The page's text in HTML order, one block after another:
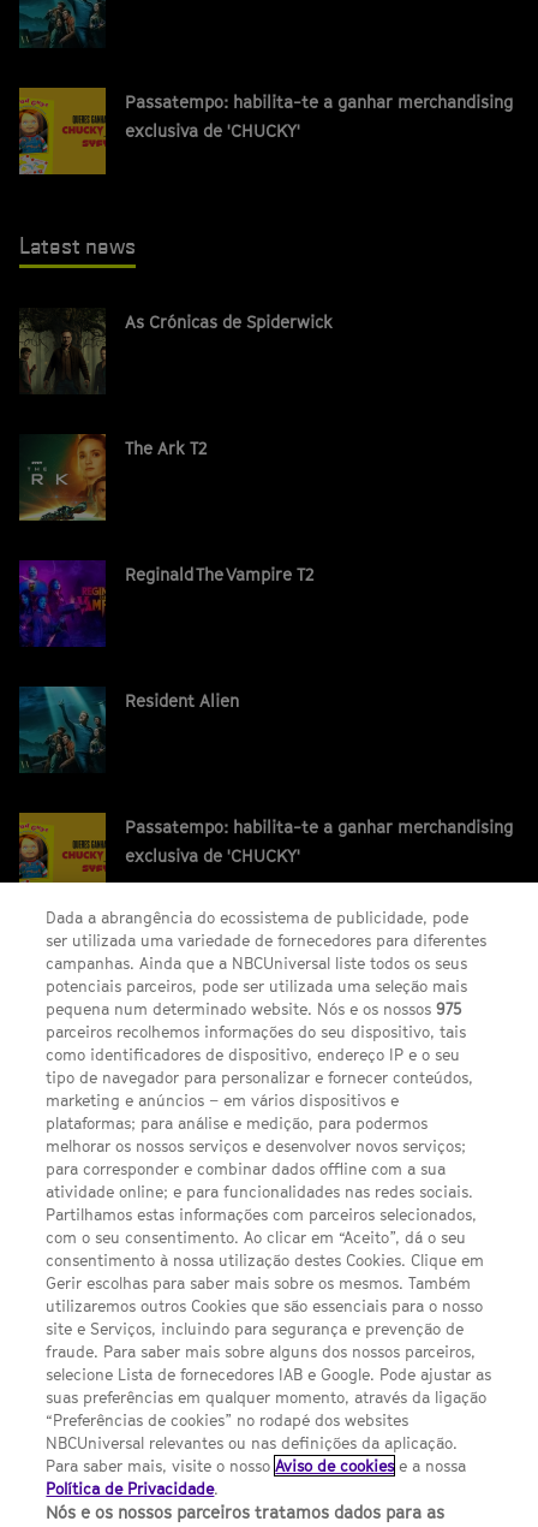
Passatempo: habilita-te a ganhar merchandising
exclusiva de 'CHUCKY'
Latest news
As Crónicas de Spiderwick
The Ark T2
Reginald The Vampire T2
Resident Alien
Passatempo: habilita-te a ganhar merchandising
exclusiva de 'CHUCKY'
SEGUE-NOS
FACEBOOK
TWITTER
YOUTUBEINSTAGRAM
LINKS ÚTEIS
Escolhas de Anúncios
Política de privacidade
Termos E Condições
FILMES
UMA DIVISÃO DA NBCUNIVERSAL
Contact us by email: contact.SYFYPortugal@ncbuni.com
Dada a abrangência do ecossistema de publicidade, pode
ser utilizada uma variedade de fornecedores para diferentes
campanhas. Ainda que a NBCUniversal liste todos os seus
potenciais parceiros, pode ser utilizada uma seleção mais
pequena num determinado website. Nós e os nossos975
parceiros recolhemos informações do seu dispositivo, tais
como identificadores de dispositivo, endereço IP e o seu
tipo de navegador para personalizar e fornecer conteúdos,
marketing e anúncios – em vários dispositivos e
plataformas; para análise e medição, para podermos
melhorar os nossos serviços e desenvolver novos serviços;
para corresponder e combinar dados offline com a sua
atividade online; e para funcionalidades nas redes sociais.
Partilhamos estas informações com parceiros selecionados,
com o seu consentimento. Ao clicar em “Aceito”, dá o seu
consentimento à nossa utilização destes Cookies. Clique em
Gerir escolhas para saber mais sobre os mesmos. Também
utilizaremos outros Cookies que são essenciais para o nosso
site e Serviços, incluindo para segurança e prevenção de
fraude. Para saber mais sobre alguns dos nossos parceiros,
selecione Lista de fornecedores IAB e Google. Pode ajustar as
suas preferências em qualquer momento, através da ligação
“Preferências de cookies” no rodapé dos websites
NBCUniversal relevantes ou nas definições da aplicação.
Para saber mais, visite o nossoAviso de cookies e a nossa
Política de Privacidade.
Nós e os nossos parceiros tratamos dados para as